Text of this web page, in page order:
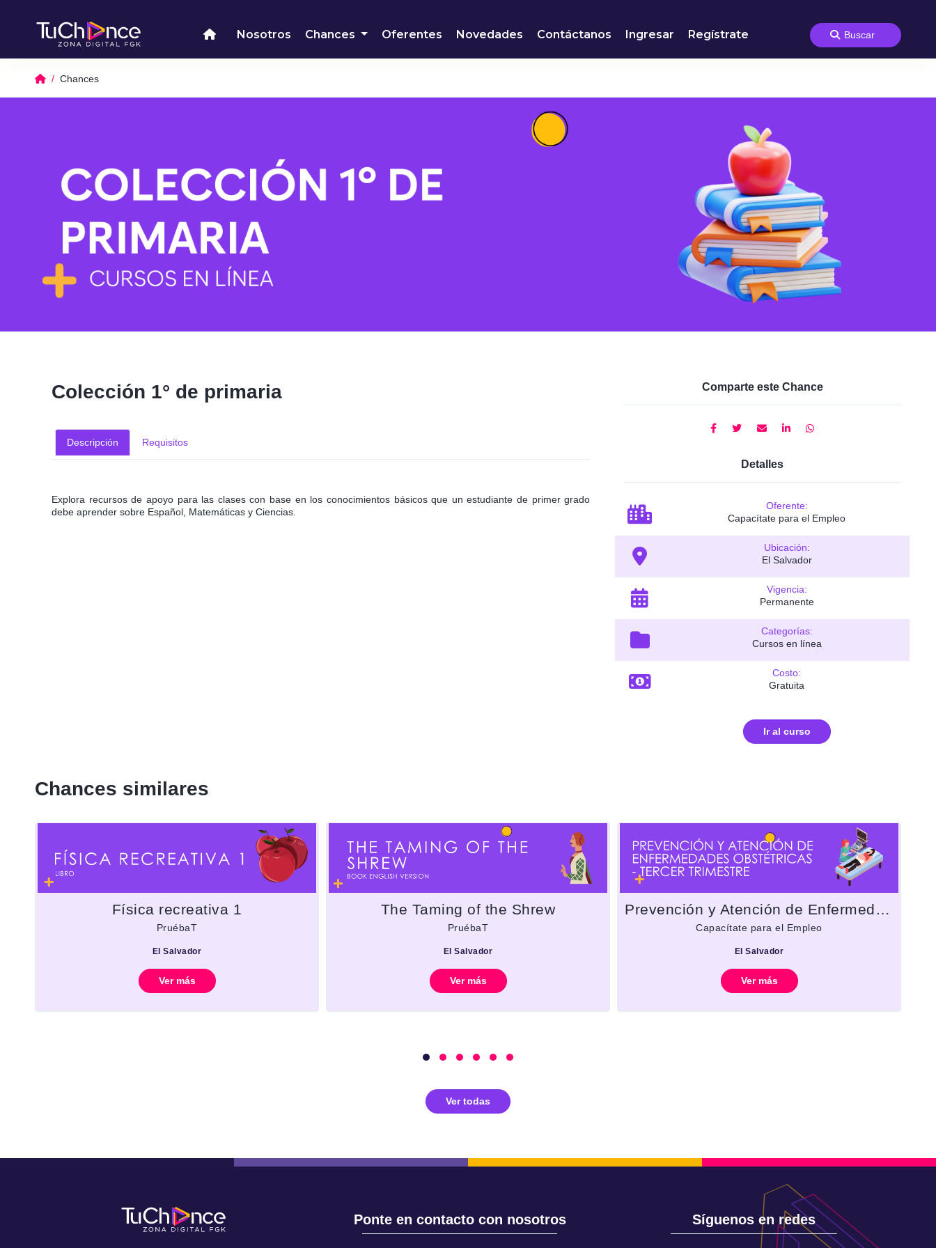
Nosotros Chances Oferentes Novedades Contáctanos Ingresar Regístrate
Chances
Colección 1° de primaria
Descripción Requisitos
Explora recursos de apoyo para las clases con base en los conocimientos básicos que un estudiante de primer grado
debe aprender sobre Español, Matemáticas y Ciencias.
Comparte este Chance
Detalles
Oferente:
Capacítate para el Empleo
Ubicación:
El Salvador
Vigencia:
Permanente
Categorías:
Cursos en línea
Costo:
Gratuita
Ir al curso
Chances similares
Física recreativa 1
PruébaT
El Salvador
Ver más
The Taming of the Shrew
PruébaT
El Salvador
Ver más
Prevención y Atención de Enfermedades Obstétricas - Tercer trimestre
Capacítate para el Empleo
El Salvador
Ver más
Ver todas
Ponte en contacto con nosotros Síguenos en redes